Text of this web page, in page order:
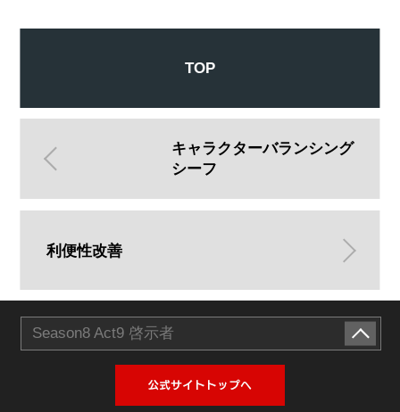
キャラクターバランシング
シーフ
TOP
利便性改善
Season8 Act9 啓示者